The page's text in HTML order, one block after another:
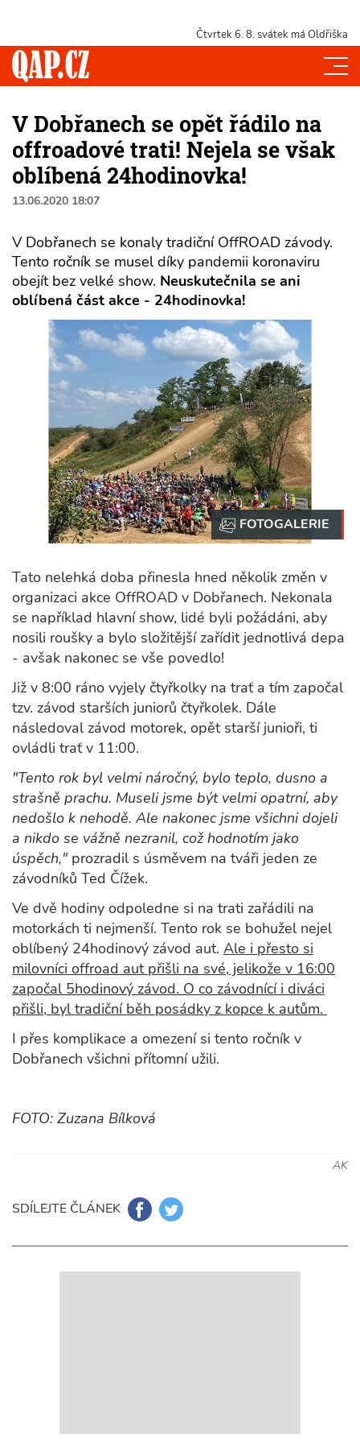
Čtvrtek 6. 8. svátek má Oldřiška
V Dobřanech se opět řádilo na
offroadové trati! Nejela se však
oblíbená 24hodinovka!
13.06.2020 18:07
V Dobřanech se konaly tradiční OffROAD závody.
Tento ročník se musel díky pandemii koronaviru
obejít bez velké show. Neuskutečnila se ani
oblíbená část akce - 24hodinovka!
Tato nelehká doba přinesla hned několik změn v
organizaci akce OffROAD v Dobřanech. Nekonala
se například hlavní show, lidé byli požádáni, aby
nosili roušky a bylo složitější zařídit jednotlivá depa
- avšak nakonec se vše povedlo!
Již v 8:00 ráno vyjely čtyřkolky na trať a tím započal
tzv. závod starších juniorů čtyřkolek. Dále
následoval závod motorek, opět starší junioři, ti
ovládli trať v 11:00.
"Tento rok byl velmi náročný, bylo teplo, dusno a
strašně prachu. Museli jsme být velmi opatrní, aby
nedošlo k nehodě. Ale nakonec jsme všichni dojeli
a nikdo se vážně nezranil, což hodnotím jako
úspěch," prozradil s úsměvem na tváři jeden ze
závodníků Ted Čížek.
Ve dvě hodiny odpoledne si na trati zařádili na
motorkách ti nejmenší. Tento rok se bohužel nejel
oblíbený 24hodinový závod aut. Ale i přesto si
milovníci offroad aut přišli na své, jelikože v 16:00
započal 5hodinový závod. O co závodnící i diváci
přišli, byl tradiční běh posádky z kopce k autům.
I přes komplikace a omezení si tento ročník v
Dobřanech všichni přítomní užili.
FOTO: Zuzana Bílková
AK
SDÍLEJTE ČLÁNEK